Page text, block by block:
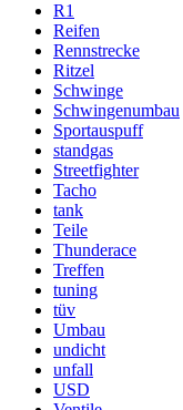
R1
Reifen
Rennstrecke
Ritzel
Schwinge
Schwingenumbau
Sportauspuff
standgas
Streetfighter
Tacho
tank
Teile
Thunderace
Treffen
tuning
tüv
Umbau
undicht
unfall
USD